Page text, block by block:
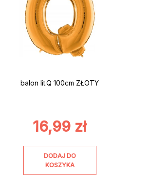
balon lit.Q 100cm ZŁOTY
16,99 zł
DODAJ DO
KOSZYKA